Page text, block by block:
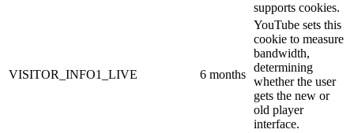
supports cookies.
VISITOR_INFO1_LIVE 6 months
YouTube sets this
cookie to measure
bandwidth,
determining
whether the user
gets the new or
old player
interface.